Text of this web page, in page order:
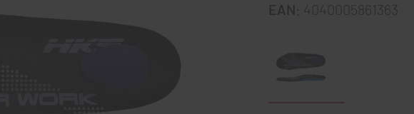
EAN: 4040005861363